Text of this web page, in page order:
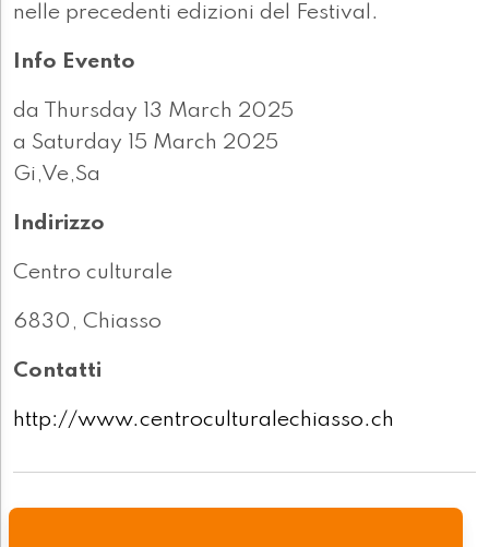
nelle precedenti edizioni del Festival.
Info Evento
da Thursday 13 March 2025
a Saturday 15 March 2025
Gi,Ve,Sa
Indirizzo
Centro culturale
6830, Chiasso
Contatti
http://www.centroculturalechiasso.ch